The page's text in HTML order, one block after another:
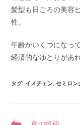
髪型も日ごろの美容
性。
年齢がいくつになっ
経済的なゆとりがあ
タグ: イメチェン, セミロン